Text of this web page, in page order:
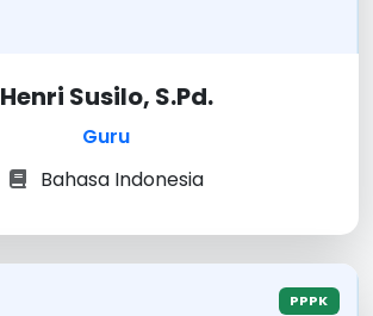
Henri Susilo, S.Pd.
Guru
Bahasa Indonesia
PPPK